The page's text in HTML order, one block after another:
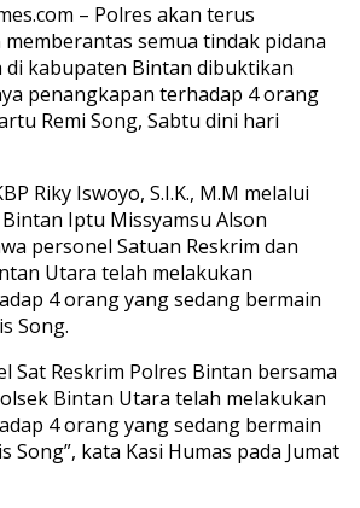
– Polres akan terus
semua tindak pidana
di kabupaten Bintan dibuktikan
penangkapan terhadap 4 orang
Remi Song, Sabtu dini hari
Riky Iswoyo, S.I.K., M.M melalui
Iptu Missyamsu Alson
personel Satuan Reskrim dan
Utara telah melakukan
4 orang yang sedang bermain
Song.
Sat Reskrim Polres Bintan bersama
Bintan Utara telah melakukan
4 orang yang sedang bermain
Song”, kata Kasi Humas pada Jumat